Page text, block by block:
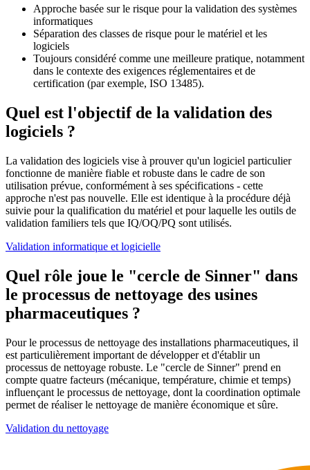
Approche basée sur le risque pour la validation des systèmes
informatiques
Séparation des classes de risque pour le matériel et les
logiciels
Toujours considéré comme une meilleure pratique, notamment
dans le contexte des exigences réglementaires et de
certification (par exemple, ISO 13485).
Quel est l'objectif de la validation des
logiciels ?
La validation des logiciels vise à prouver qu'un logiciel particulier
fonctionne de manière fiable et robuste dans le cadre de son
utilisation prévue, conformément à ses spécifications - cette
approche n'est pas nouvelle. Elle est identique à la procédure déjà
suivie pour la qualification du matériel et pour laquelle les outils de
validation familiers tels que IQ/OQ/PQ sont utilisés.
Validation informatique et logicielle
Quel rôle joue le "cercle de Sinner" dans
le processus de nettoyage des usines
pharmaceutiques ?
Pour le processus de nettoyage des installations pharmaceutiques, il
est particulièrement important de développer et d'établir un
processus de nettoyage robuste. Le "cercle de Sinner" prend en
compte quatre facteurs (mécanique, température, chimie et temps)
influençant le processus de nettoyage, dont la coordination optimale
permet de réaliser le nettoyage de manière économique et sûre.
Validation du nettoyage